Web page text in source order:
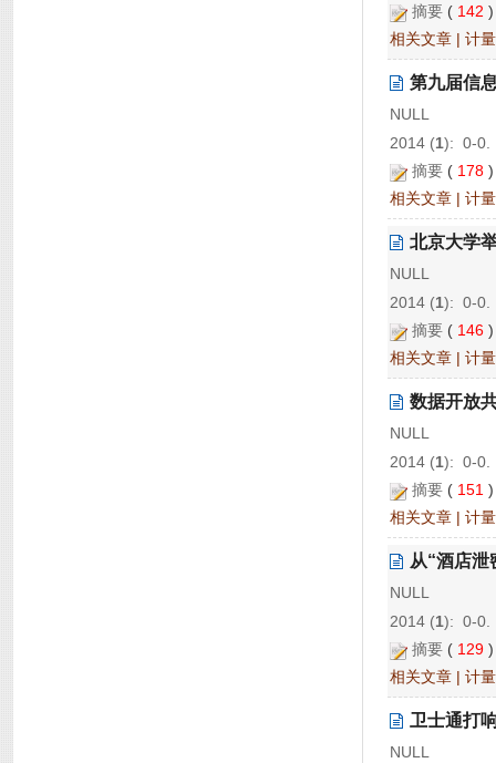
摘要 ( 142
相关文章 | 计
第九届信
NULL
2014 (1): 0-0.
摘要 ( 178
相关文章 | 计
北京大学
NULL
2014 (1): 0-0.
摘要 ( 146
相关文章 | 计
数据开放
NULL
2014 (1): 0-0.
摘要 ( 151
相关文章 | 计
从“酒店泄
NULL
2014 (1): 0-0.
摘要 ( 129
相关文章 | 计
卫士通打
NULL